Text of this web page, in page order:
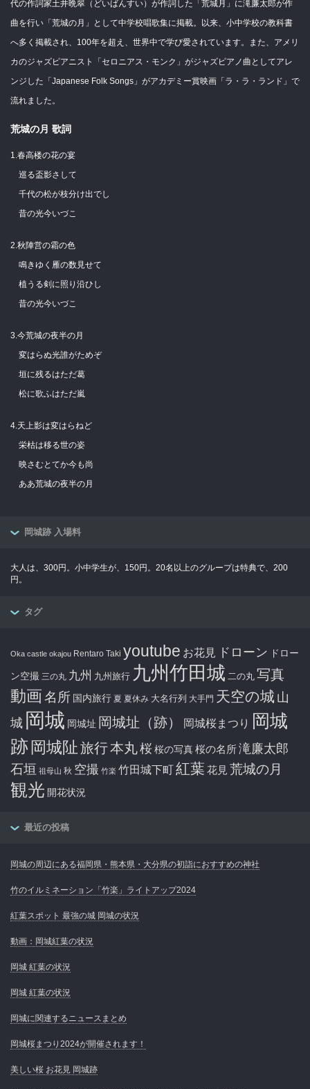
代の作詞家土井晩翠（どいばんすい）が作詞した「荒城月」に滝廉太郎が作
曲を行い「荒城の月」として中学校唱歌集に掲載。以来、小中学校の教科書
へ多く掲載され、100年を超え、世界中で学び愛されています。また、アメリ
カのジャズピアニスト「セロニアス・モンク」がジャズピアノ曲としてアレ
ンジした「Japanese Folk Songs」がアカデミー賞映画「ラ・ラ・ランド」で
流れました。
荒城の月 歌詞
1.春高楼の花の宴
巡る盃影さして
千代の松が枝分け出でし
昔の光今いづこ
2.秋陣営の霜の色
鳴きゆく雁の数見せて
植うる剣に照り沿ひし
昔の光今いづこ
3.今荒城の夜半の月
変はらぬ光誰がためぞ
垣に残るはただ葛
松に歌ふはただ嵐
4.天上影は変はらねど
栄枯は移る世の姿
映さむとてか今も尚
ああ荒城の夜半の月
岡城跡 入場料
大人は、300円。小中学生が、150円。20名以上のグループは特典で、200
円。
タグ
Oka castle okajou Rentaro Taki youtube お花見 ドローン ドロー
ン空撮 三の丸 九州 九州旅行 九州竹田城 二の丸 写真
動画名所 国内旅行 夏 夏休み 大名行列 大手門 天空の城 山
城 岡城 岡城址 岡城址（跡） 岡城桜まつり
岡城
跡 岡城阯旅行本丸桜桜の写真桜の名所滝廉太郎
石垣 祖母山 秋 空撮 竹楽 竹田城下町紅葉 花見 荒城の月
観光 開花状況
最近の投稿
岡城の周辺にある福岡県・熊本県・大分県の初詣におすすめの神社
竹のイルミネーション「竹楽」ライトアップ2024
紅葉スポット 最強の城 岡城の状況
動画：岡城紅葉の状況
岡城 紅葉の状況
岡城 紅葉の状況
岡城に関連するニュースまとめ
岡城桜まつり2024が開催されます！
美しい桜 お花見 岡城跡